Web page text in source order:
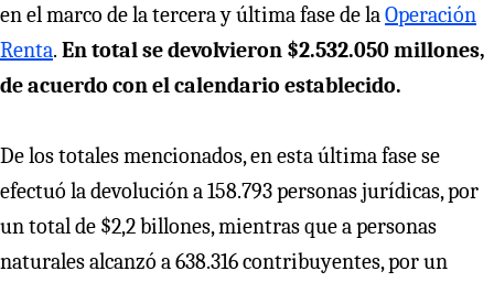
en el marco de la tercera y última fase de laOperación
Renta. En total se devolvieron $2.532.050 millones,
de acuerdo con el calendario establecido.
De los totales mencionados, en esta última fase se
efectuó la devolución a 158.793 personas jurídicas, por
un total de $2,2 billones, mientras que a personas
naturales alcanzó a 638.316 contribuyentes, por un